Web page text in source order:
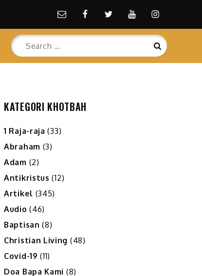
Email facebookTwitterYoutubeInstagram
Search
for:
Search
KATEGORI KHOTBAH
1 Raja-raja (33)
Abraham (3)
Adam (2)
Antikristus (12)
Artikel (345)
Audio (46)
Baptisan (8)
Christian Living (48)
Covid-19 (11)
Doa Bapa Kami (8)